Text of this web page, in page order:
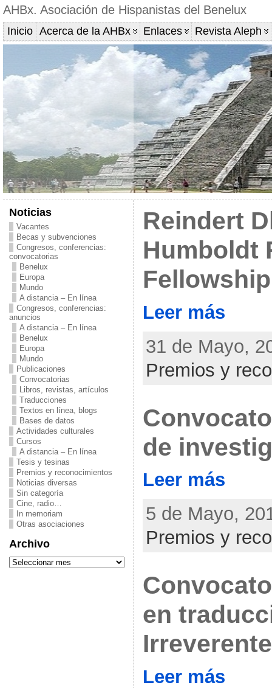
AHBx. Asociación de Hispanistas del Benelux
Inicio Acerca de la AHBx Enlaces Revista Aleph
Noticias
Vacantes
Becas y subvenciones
Congresos, conferencias:
convocatorias
Benelux
Europa
Mundo
A distancia – En línea
Congresos, conferencias:
anuncios
A distancia – En línea
Benelux
Europa
Mundo
Publicaciones
Convocatorias
Libros, revistas, artículos
Traducciones
Textos en línea, blogs
Bases de datos
Actividades culturales
Cursos
A distancia – En línea
Tesis y tesinas
Premios y reconocimientos
Noticias diversas
Sin categoría
Cine, radio…
In memoriam
Otras asociaciones
Archivo
Reindert
Humboldt
Fellowship
Leer más
31 de Mayo,
Premios y
de
Leer más
5 de Mayo,
Premios y
en
Leer más